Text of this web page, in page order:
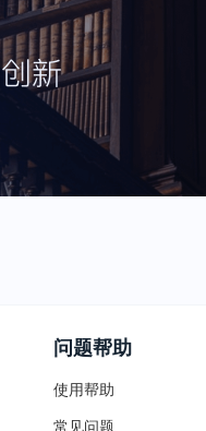
问题帮助
使用帮助
常见问题